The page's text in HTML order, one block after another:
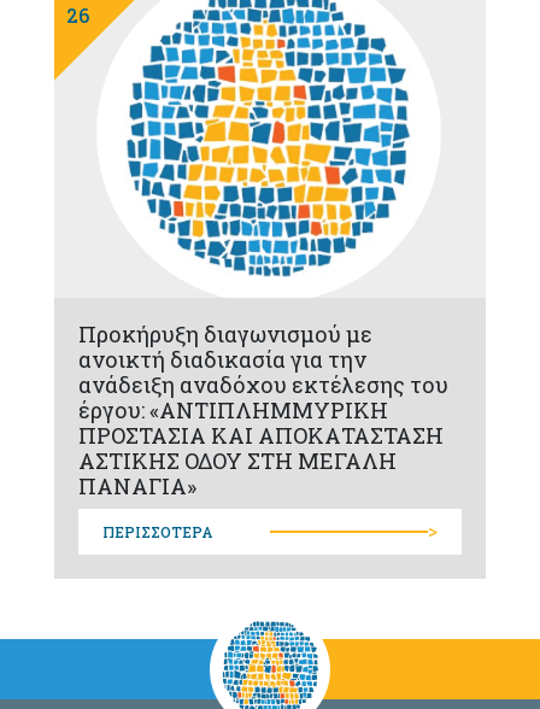
26
Προκήρυξη διαγωνισμού με
ανοικτή διαδικασία για την
ανάδειξη αναδόχου εκτέλεσης του
έργου: «ΑΝΤΙΠΛΗΜΜΥΡΙΚΗ
ΠΡΟΣΤΑΣΙΑ ΚΑΙ ΑΠΟΚΑΤΑΣΤΑΣΗ
ΑΣΤΙΚΗΣ ΟΔΟΥ ΣΤΗ ΜΕΓΑΛΗ
ΠΑΝΑΓΙΑ»
ΠΕΡΙΣΣΟΤΕΡΑ >